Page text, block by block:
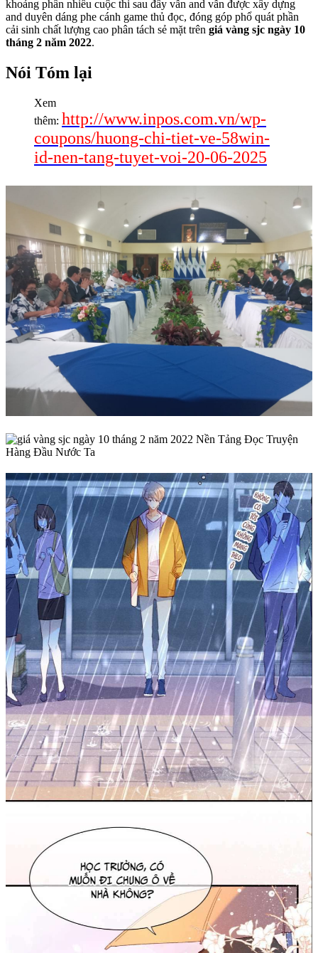
khoảng phần nhiều cuộc thi sau đấy vẫn and vẫn được xây dựng
and duyên dáng phe cánh game thủ đọc, đóng góp phổ quát phần
cải sinh chất lượng cao phân tách sẻ mặt trên giá vàng sjc ngày 10
tháng 2 năm 2022.
Nói Tóm lại
Xem
thêm: http://www.inpos.com.vn/wp-
coupons/huong-chi-tiet-ve-58win-
id-nen-tang-tuyet-voi-20-06-2025